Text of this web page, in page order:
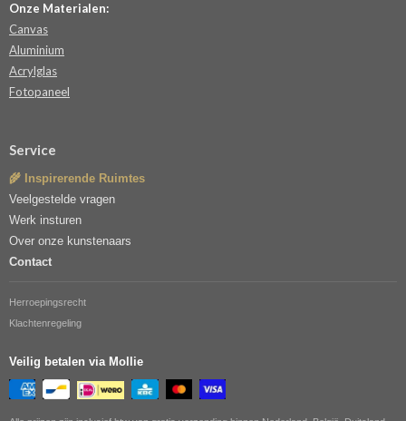
Onze Materialen:
Canvas
Aluminium
Acrylglas
Fotopaneel
Service
🌾 Inspirerende Ruimtes
Veelgestelde vragen
Werk insturen
Over onze kunstenaars
Contact
Herroepingsrecht
Klachtenregeling
Veilig betalen via Mollie